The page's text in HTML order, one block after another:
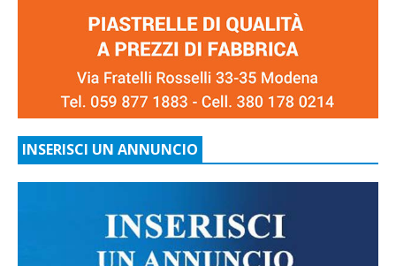
INSERISCI UN ANNUNCIO